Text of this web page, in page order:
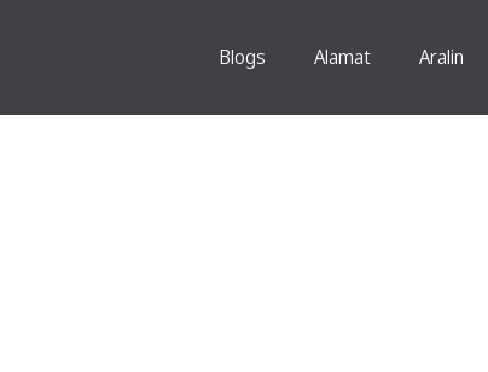
Blogs Alamat Aralin